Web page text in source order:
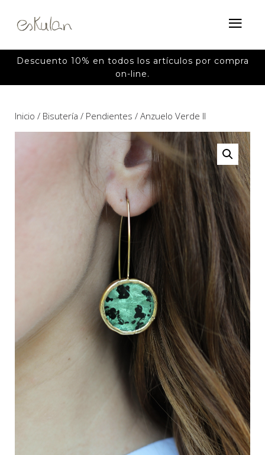
Descuento 10% en todos los artículos por compra
on-line.
Inicio / Bisutería / Pendientes / Anzuelo Verde II